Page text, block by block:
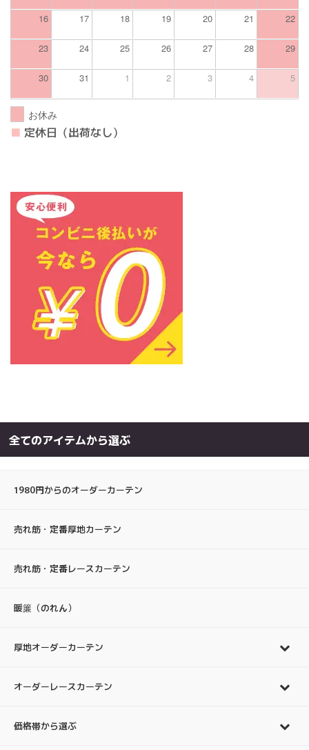
16 17 18 19 20 21 22
23 24 25 26 27 28 29
30 31 1 2 3 4 5
お休み
■ 定休日（出荷なし）
全てのアイテムから選ぶ
1980円からのオーダーカーテン
売れ筋・定番厚地カーテン
売れ筋・定番レースカーテン
暖簾（のれん）
厚地オーダーカーテン
オーダーレースカーテン
価格帯から選ぶ